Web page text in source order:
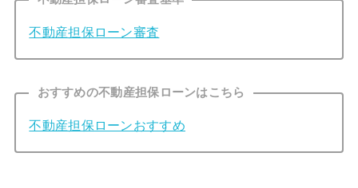
不動産担保ローン審査
おすすめの不動産担保ローンはこちら
不動産担保ローンおすすめ